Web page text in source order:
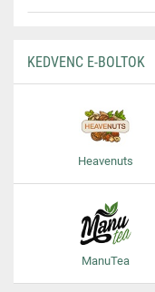
KEDVENC E-BOLTOK
Heavenuts
ManuTea